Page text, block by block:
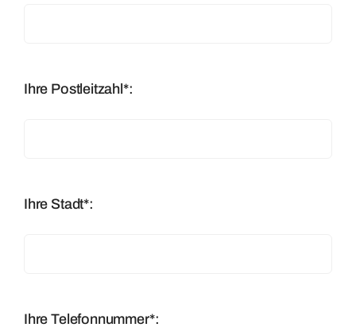
Ihre Postleitzahl*:
Ihre Stadt*:
Ihre Telefonnummer*: